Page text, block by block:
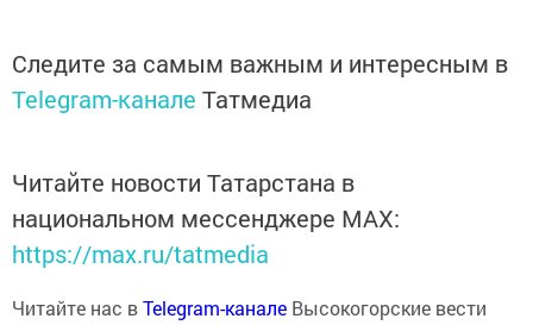
Следите за самым важным и интересным в
Telegram-канале Татмедиа
Читайте новости Татарстана в
национальном мессенджере MАХ:
https://max.ru/tatmedia
Читайте нас вTelegram-канале Высокогорские вести